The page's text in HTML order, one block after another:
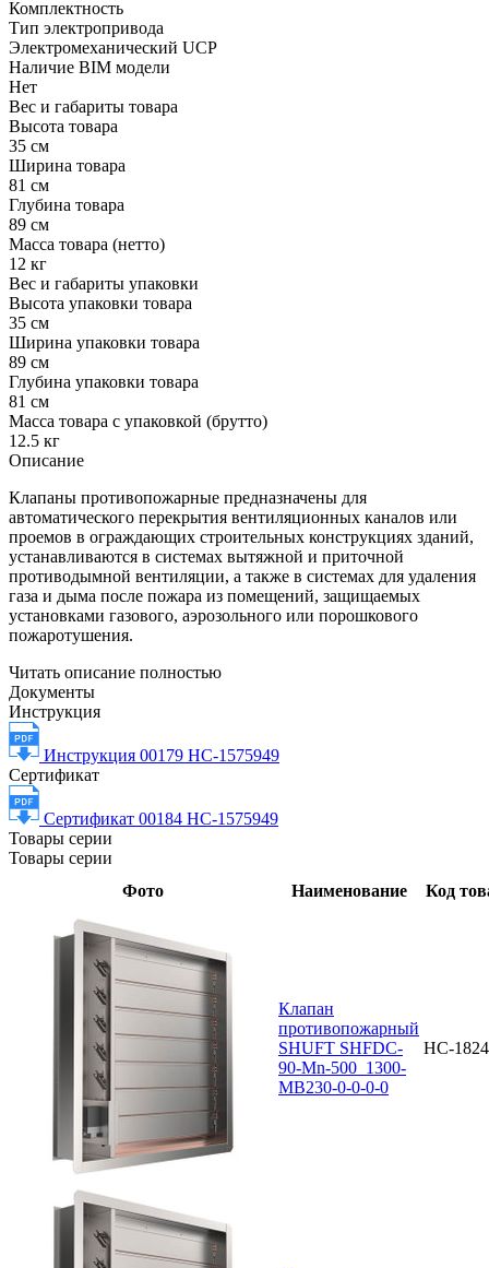
Комплектность
Тип электропривода
Электромеханический UCP
Наличие BIM модели
Нет
Вес и габариты товара
Высота товара
35 см
Ширина товара
81 см
Глубина товара
89 см
Масса товара (нетто)
12 кг
Вес и габариты упаковки
Высота упаковки товара
35 см
Ширина упаковки товара
89 см
Глубина упаковки товара
81 см
Масса товара с упаковкой (брутто)
12.5 кг
Описание
Клапаны противопожарные предназначены для
автоматического перекрытия вентиляционных каналов или
проемов в ограждающих строительных конструкциях зданий,
устанавливаются в системах вытяжной и приточной
противодымной вентиляции, а также в системах для удаления
газа и дыма после пожара из помещений, защищаемых
установками газового, аэрозольного или порошкового
пожаротушения.
Читать описание полностью
Документы
Инструкция
Инструкция 00179 НС-1575949
Сертификат
Сертификат 00184 НС-1575949
Товары серии
Товары серии
Фото
Наименование Код
Клапан
противопожарный
SHUFT SHFDC-
90-Mn-500_1300-
MB230-0-0-0-0
НС-